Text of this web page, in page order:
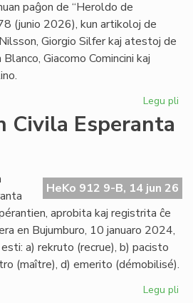
paĝon de “Heroldo de
(junio 2026), kun artikoloj de
Giorgio Silfer kaj atestoj de
Giacomo Comincini kaj
Legu pli
Civila Esperanta
HeKo 912 9-B, 14 jun 26
aprobita kaj registrita ĉe
en Bujumburo, 10 januaro 2024,
a) rekruto (recrue), b) pacisto
(maître), d) emerito (démobilisé).
Legu pli